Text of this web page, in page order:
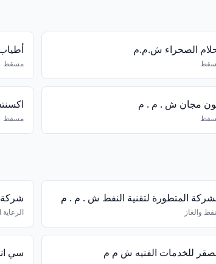
الصحراء ش.م.م
مسقط
مجان ش . م . م
مسقط
المتطورة لتقنية النفط ش . م . م
والغاز
للخدمات الفنيه ش م م